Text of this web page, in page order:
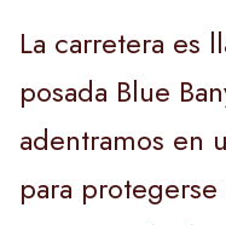
La carretera es
posada Blue
adentramos en
para